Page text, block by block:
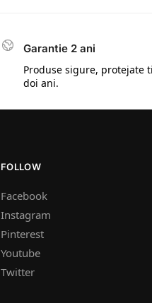
Garantie 2 ani
Produse sigure, protejate
doi ani.
FOLLOW
Facebook
Instagram
Pinterest
Youtube
Twitter